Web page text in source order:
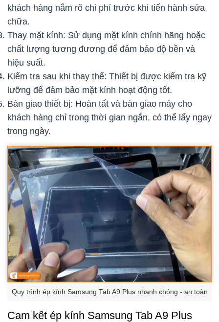
khách hàng nắm rõ chi phí trước khi tiến hành sửa
chữa.
Thay mặt kính: Sử dụng mặt kính chính hãng hoặc
chất lượng tương đương để đảm bảo độ bền và
hiệu suất.
Kiểm tra sau khi thay thế: Thiết bị được kiểm tra kỹ
lưỡng để đảm bảo mặt kính hoạt động tốt.
Bàn giao thiết bị: Hoàn tất và bàn giao máy cho
khách hàng chỉ trong thời gian ngắn, có thể lấy ngay
trong ngày.
Quy trình ép kính Samsung Tab A9 Plus nhanh chóng - an toàn
Cam kết ép kính Samsung Tab A9 Plus